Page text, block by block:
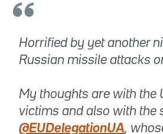
Horrified by yet another
Russian missile attacks
My thoughts are with the
victims and also with the
@EUDelegationUA,